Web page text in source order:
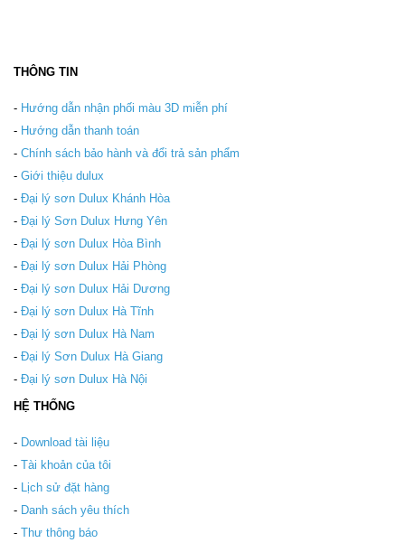
THÔNG TIN
- Hướng dẫn nhận phối màu 3D miễn phí
- Hướng dẫn thanh toán
- Chính sách bảo hành và đổi trả sản phẩm
- Giới thiệu dulux
- Đại lý sơn Dulux Khánh Hòa
- Đại lý Sơn Dulux Hưng Yên
- Đại lý sơn Dulux Hòa Bình
- Đại lý sơn Dulux Hải Phòng
- Đại lý sơn Dulux Hải Dương
- Đại lý sơn Dulux Hà Tĩnh
- Đại lý sơn Dulux Hà Nam
- Đại lý Sơn Dulux Hà Giang
- Đại lý sơn Dulux Hà Nội
HỆ THỐNG
- Download tài liệu
- Tài khoản của tôi
- Lịch sử đặt hàng
- Danh sách yêu thích
- Thư thông báo